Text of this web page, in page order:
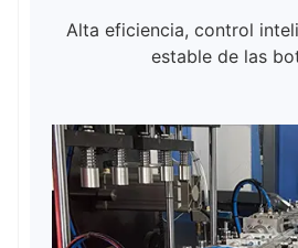
Alta eficiencia, control
estable de las